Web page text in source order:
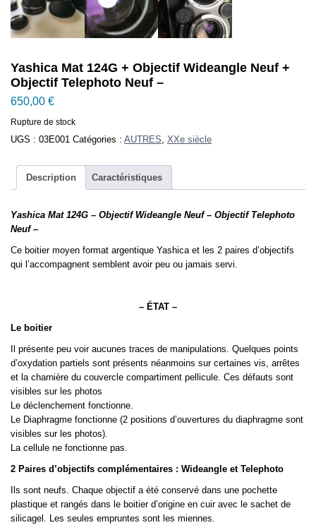
Yashica Mat 124G + Objectif Wideangle Neuf +
Objectif Telephoto Neuf –
650,00 €
Rupture de stock
UGS : 03E001 Catégories : AUTRES, XXe siècle
Description Caractéristiques
Yashica Mat 124G – Objectif Wideangle Neuf – Objectif Telephoto
Neuf –
Ce boitier moyen format argentique Yashica et les 2 paires d’objectifs
qui l’accompagnent semblent avoir peu ou jamais servi.
– ÉTAT –
Le boitier
Il présente peu voir aucunes traces de manipulations. Quelques points
d’oxydation partiels sont présents néanmoins sur certaines vis, arrêtes
et la charnière du couvercle compartiment pellicule. Ces défauts sont
visibles sur les photos
Le déclenchement fonctionne.
Le Diaphragme fonctionne (2 positions d’ouvertures du diaphragme sont
visibles sur les photos).
La cellule ne fonctionne pas.
2 Paires d’objectifs complémentaires : Wideangle et Telephoto
Ils sont neufs. Chaque objectif a été conservé dans une pochette
plastique et rangés dans le boitier d’origine en cuir avec le sachet de
silicagel. Les seules empruntes sont les miennes.